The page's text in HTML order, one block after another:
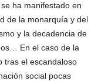
ha manifestado en
de la monarquía y del
y la decadencia de
En el caso de la
tras el escandaloso
social pocas